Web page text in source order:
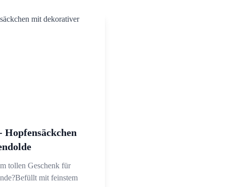
Hopfensäckchen
tollen Geschenk für
mit feinstem